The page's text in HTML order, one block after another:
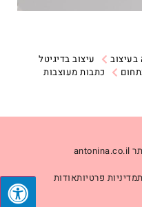
בעיצוב
עיצוב בדיגיטל
כתבות מעוצבות
מדיניות פרטיותאודות